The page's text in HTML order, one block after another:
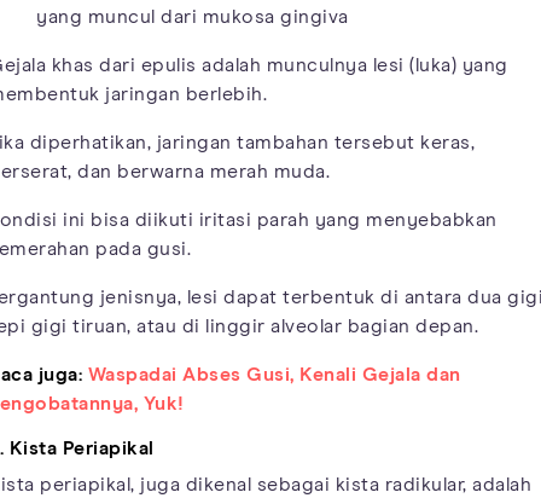
yang muncul dari mukosa gingiva
khas dari epulis adalah munculnya lesi (luka) yang
jaringan berlebih.
diperhatikan, jaringan tambahan tersebut keras,
dan berwarna merah muda.
ini bisa diikuti iritasi parah yang menyebabkan
pada gusi.
jenisnya, lesi dapat terbentuk di antara dua
gigi tiruan, atau di linggir alveolar bagian depan.
juga: Waspadai Abses Gusi, Kenali Gejala dan
Yuk!
Kista Periapikal
periapikal, juga dikenal sebagai kista radikular, adalah